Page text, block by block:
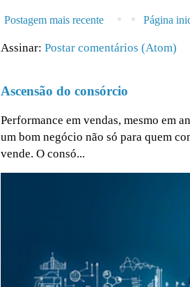
Postagem mais recente Página
Assinar: Postar comentários (Atom)
Ascensão do consórcio
Performance em vendas, mesmo em
um bom negócio não só para quem
vende. O consó...